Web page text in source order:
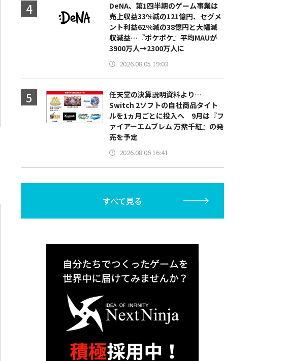
DeNA、第1四半期のゲーム事業は
売上収益33%減の121億円、セグメ
ント利益62%減の38億円と大幅減
収減益…『ポケポケ』平均MAUが
3900万人→2300万人に
2026.08.05 19:03
任天堂の決算説明資料より…
Switch 2ソフトの自社商品タイト
ルを1ヵ月ごとに投入へ 9月は『フ
ァイアーエムブレム 万紫千紅』の発
売を予定
2026.08.06 16:41
すべて見る